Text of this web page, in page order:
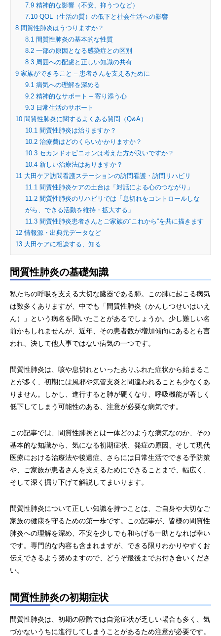
7.9精神的な影響（不安、抑うつなど）
7.10QOL（生活の質）の低下と社会生活への影響
8 間質性肺炎はうつりますか？
8.1間質性肺炎の基本的な性質
8.2一部の原因となる感染症との区別
8.3周囲への配慮と正しい知識の共有
9 家族ができること – 患者さんを支えるために
9.1病気への理解を深める
9.2精神的なサポート – 寄り添う心
9.3日常生活のサポート
10 間質性肺炎に関するよくある質問（Q&A）
10.1間質性肺炎は治りますか？
10.2治療費はどのくらいかかりますか？
10.3セカンドオピニオンは考えた方が良いですか？
10.4新しい治療法はありますか？
11 大田ケア訪問看護ステーションの訪問看護・訪問リハビリ
11.1間質性肺炎ケアの土台は「対話による心のつながり」
11.2間質性肺炎のリハビリでは「息切れをコントロールしな
がら、できる活動を維持・拡大する」
11.3間質性肺炎患者さんとご家族の“これから”を共に描きます
12 情報源・出典元データなど
13 大田ケアに相談する、知る
間質性肺炎の基礎知識
私たちの呼吸を支える大切な臓器である肺。この肺に起こる病気
は数多くありますが、中でも「間質性肺炎（かんしつせいはいえ
ん）」という病名を聞いたことがあるでしょうか。少し難しい名
前かもしれませんが、近年、その患者数が増加傾向にあるとも言
われ、決して他人事ではない病気の一つです。
間質性肺炎は、咳や息切れといったありふれた症状から始まるこ
とが多く、初期には風邪や気管支炎と間違われることも少なくあ
りません。しかし、進行すると肺が硬くなり、呼吸機能が著しく
低下してしまう可能性のある、注意が必要な病気です。
この記事では、間質性肺炎とは一体どのような病気なのか、その
基本的な知識から、気になる初期症状、発症の原因、そして現代
医療における治療法や後遺症、さらには日常生活でできる予防策
や、ご家族が患者さんを支えるためにできることまで、幅広く、
そして深く掘り下げて解説してまいります。
間質性肺炎について正しい知識を持つことは、ご自身や大切なご
家族の健康を守るための第一歩です。この記事が、皆様の間質性
肺炎への理解を深め、不安を少しでも和らげる一助となれば幸い
です。専門的な内容も含まれますが、できる限りわかりやすくお
伝えできるよう努めますので、どうぞ最後までお付き合いくださ
い。
間質性肺炎の初期症状
間質性肺炎は、初期の段階では自覚症状が乏しい場合も多く、気
づかないうちに進行してしまうことがあるため注意が必要です。